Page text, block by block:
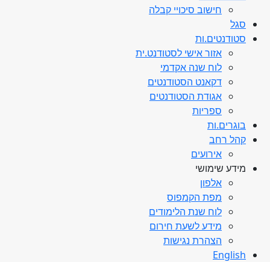
חישוב סיכויי קבלה
סגל
סטודנטים.ות
אזור אישי לסטודנט.ית
לוח שנה אקדמי
דקאנט הסטודנטים
אגודת הסטודנטים
ספריות
בוגרים.ות
קהל רחב
אירועים
מידע שימושי
אלפון
מפת הקמפוס
לוח שנת הלימודים
מידע לשעת חירום
הצהרת נגישות
English